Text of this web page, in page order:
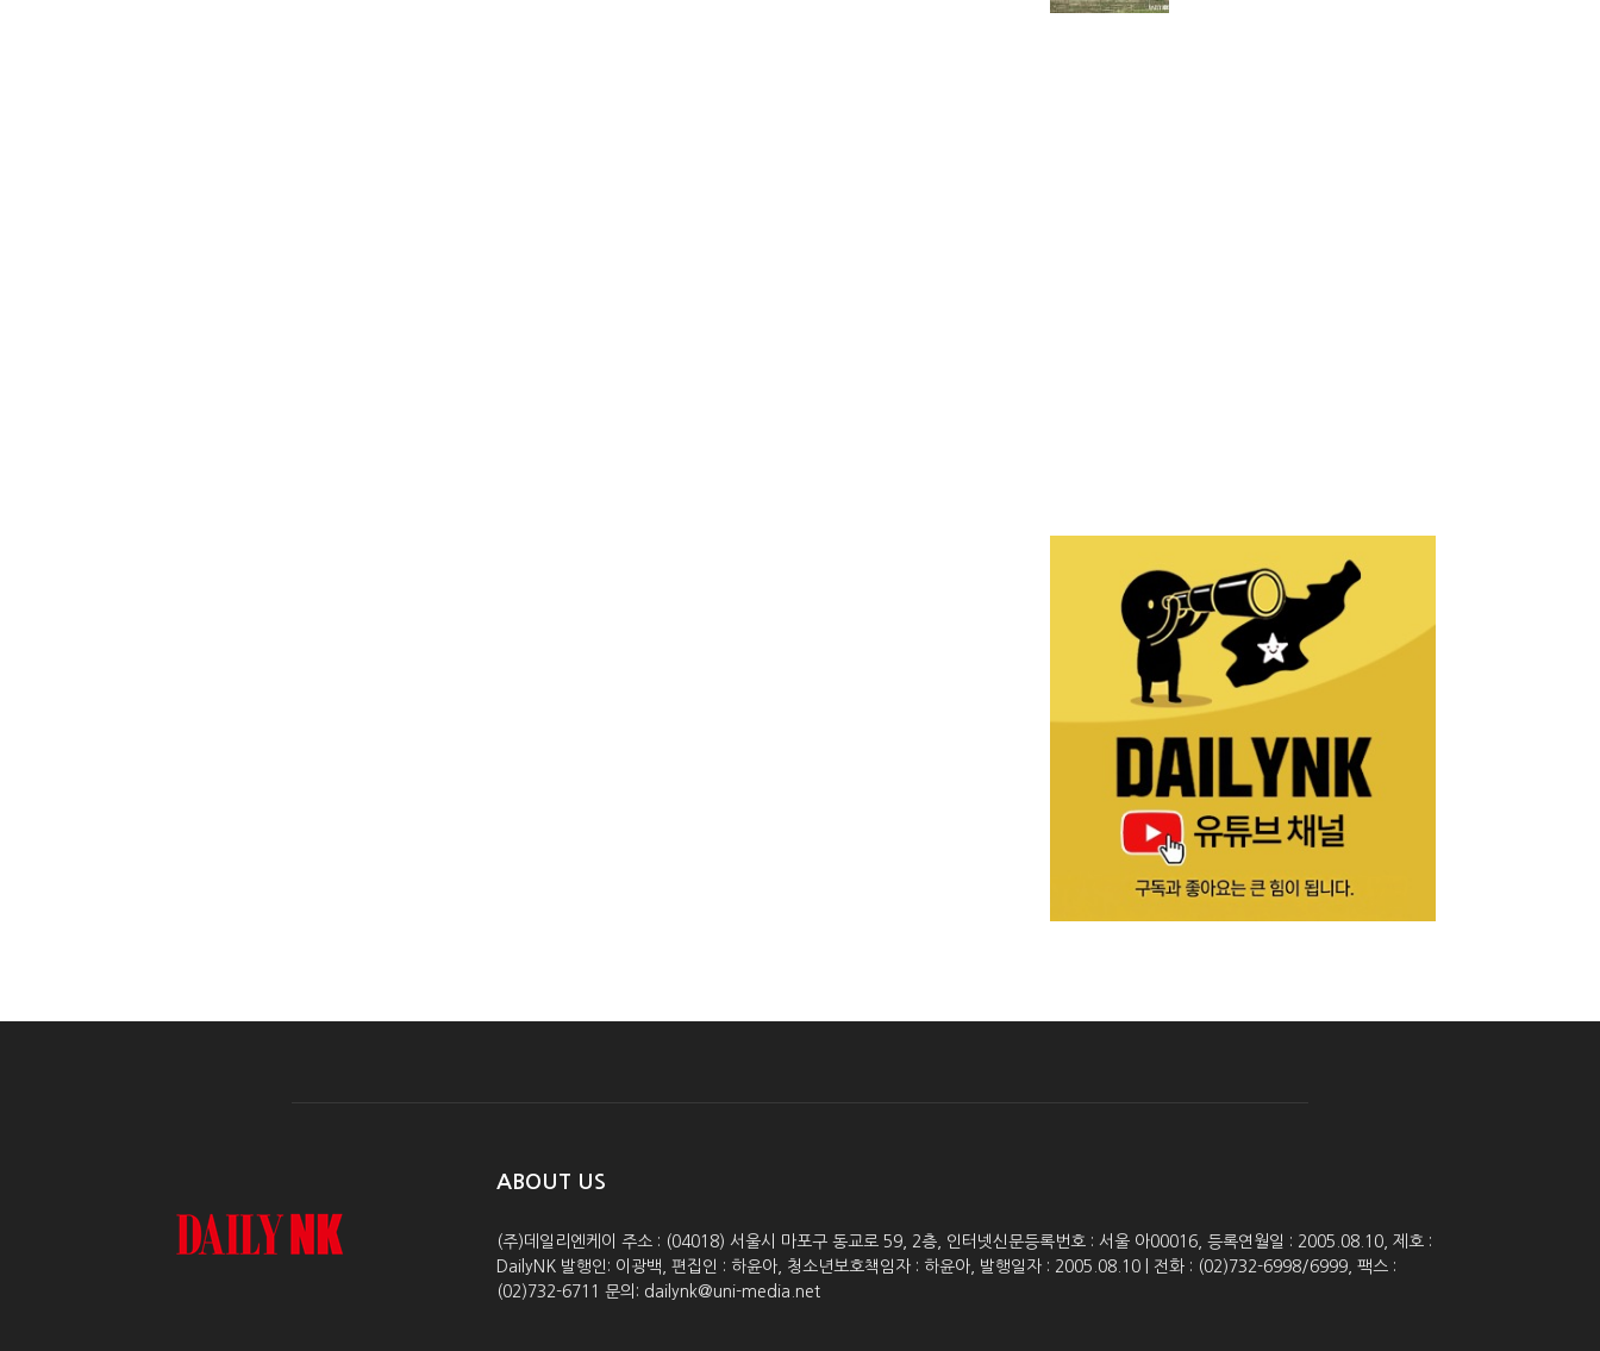
ABOUT US
(주)데일리엔케이 주소 : (04018) 서울시 마포구 동교로 59, 2층, 인터넷신문등록번호 : 서울 아00016, 등록연월일 : 2005.08.10, 제호 :
DailyNK 발행인: 이광백, 편집인 : 하윤아, 청소년보호책임자 : 하윤아, 발행일자 : 2005.08.10 | 전화 : (02)732-6998/6999, 팩스 :
(02)732-6711 문의: dailynk@uni-media.net